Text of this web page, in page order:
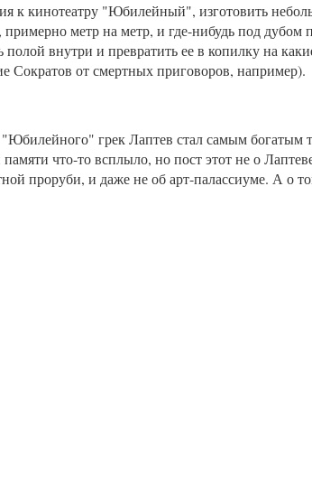
к кинотеатру "Юбилейный", изготовить
метр на метр, и где-нибудь под дубом
внутри и превратить ее в копилку на
Сократов от смертных приговоров, например).
грек Лаптев стал самым богатым
что-то всплыло, но пост этот не о
проруби, и даже не об арт-палассиуме. А о